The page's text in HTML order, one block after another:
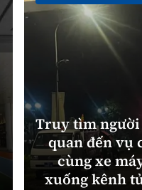
Truy tìm
quan đến vụ
cùng xe
xuống kênh